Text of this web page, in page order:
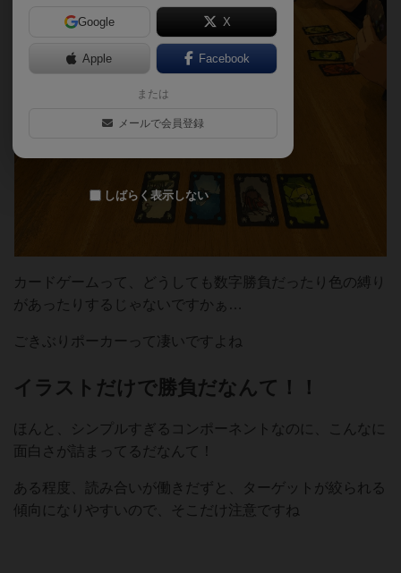
カードゲームって、どうしても数字勝負だったり色の縛り
があったりするじゃないですかぁ…
ごきぶりポーカーって凄いですよね
イラストだけで勝負だなんて！！
ほんと、シンプルすぎるコンポーネントなのに、こんなに
面白さが詰まってるだなんて！
ある程度、読み合いが働きだずと、ターゲットが絞られる
傾向になりやすいので、そこだけ注意ですね
Google X
Apple Facebook
または
メールで会員登録
しばらく表示しない